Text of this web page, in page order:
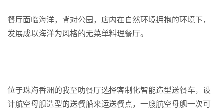
餐厅面临海洋，背对公园，店内在自然环境拥抱的环境下，
发展成以海洋为风格的无菜单料理餐厅。
位于珠海香洲的我至叻餐厅选择客制化智能造型送餐车，设
计航空母舰造型的送餐船来运送餐点，一艘航空母舰一次可